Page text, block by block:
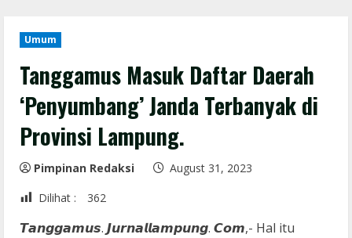
Umum
Tanggamus Masuk Daftar Daerah
‘Penyumbang’ Janda Terbanyak di
Provinsi Lampung.
Pimpinan Redaksi
August 31, 2023
Dilihat :
362
𝙏𝙖𝙣𝙜𝙜𝙖𝙢𝙪𝙨. 𝙅𝙪𝙧𝙣𝙖𝙡𝙡𝙖𝙢𝙥𝙪𝙣𝙜. 𝘾𝙤𝙢,- Hal itu